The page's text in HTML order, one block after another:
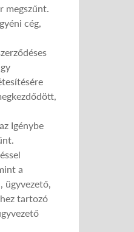
megszűnt.
cég,
Igénybe
a
ügyvezető,
tartozó